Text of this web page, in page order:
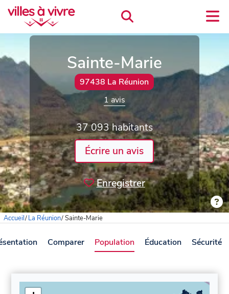
Sainte-Marie
97438 La Réunion
1 avis
37 093 habitants
Écrire un avis
Enregistrer
Accueil/La Réunion/Sainte-Marie
Comparer Population Éducation Sécurité